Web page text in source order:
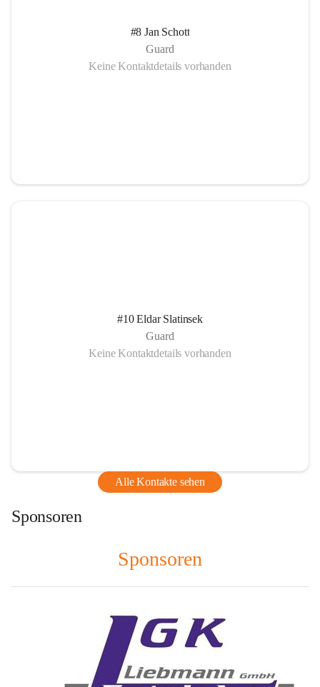
#8 Jan Schott
Guard
Keine Kontaktdetails vorhanden
#10 Eldar Slatinsek
Guard
Keine Kontaktdetails vorhanden
Alle Kontakte sehen
Sponsoren
Sponsoren